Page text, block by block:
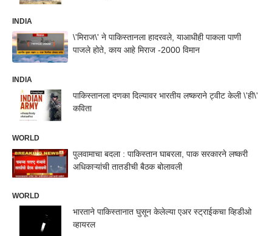
INDIA
\'मिराज\' ने पाकिस्तानला हादरवले, याआधीही पाकला पाणी
पाजले होते, काय आहे मिराज -2000 विमान
INDIA
पाकिस्तानला दणका दिल्यावर भारतीय लष्कराने ट्वीट केली \'ही\'
कविता
WORLD
पुलवामाचा बदला : पाकिस्तान घाबरला, पाक सरकारने लष्करी
अधिकाऱ्यांची तातडीची बैठक बोलावली
WORLD
भारताने पाकिस्तानात घुसून केलेल्या एअर स्ट्राईकचा व्हिडीओ
व्हायरल